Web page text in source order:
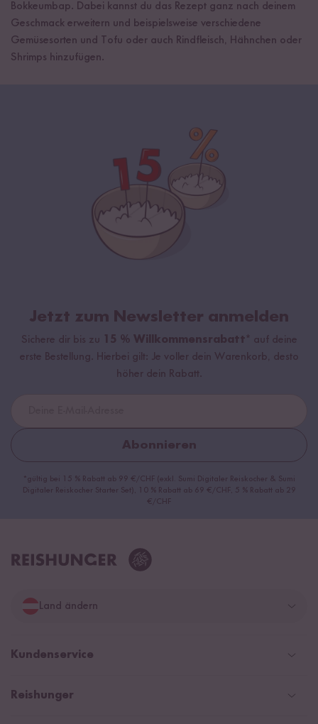
Bokkeumbap. Dabei kannst du das Rezept ganz nach deinem
Geschmack erweitern und beispielsweise verschiedene
Gemüsesorten und Tofu oder auch Rindfleisch, Hähnchen oder
Shrimps hinzufügen.
Jetzt zum Newsletter anmelden
Sichere dir bis zu 15 % Willkommensrabatt* auf deine
erste Bestellung. Hierbei gilt: Je voller dein Warenkorb, desto
höher dein Rabatt.
Abonnieren
*gültig bei 15 % Rabatt ab 99 €/CHF (exkl. Sumi Digitaler Reiskocher & Sumi
Digitaler Reiskocher Starter Set), 10 % Rabatt ab 69 €/CHF, 5 % Rabatt ab 29
€/CHF
Land ändern
Deutschland
Kundenservice
Help Center und FAQ
Reishunger